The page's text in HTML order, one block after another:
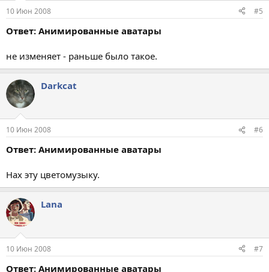
10 Июн 2008 #5
Ответ: Анимированные аватары
не изменяет - раньше было такое.
Darkcat
10 Июн 2008 #6
Ответ: Анимированные аватары
Нах эту цветомузыку.
Lana
10 Июн 2008 #7
Ответ: Анимированные аватары